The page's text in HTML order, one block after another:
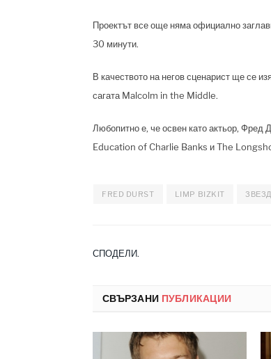
Проектът все още няма официално
30 минути.
В качеството на негов сценарист ще се
сагата Malcolm in the Middle.
Любопитно е, че освен като актьор, Фред
Education of Charlie Banks и The
FRED DURST LIMP BIZKIT
СПОДЕЛИ.
СВЪРЗАНИ ПУБЛИКАЦИИ